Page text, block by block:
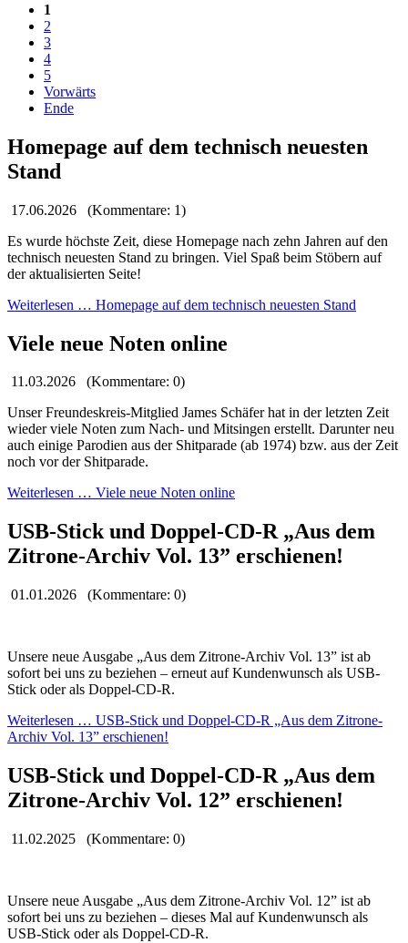
1
2
3
4
5
Vorwärts
Ende
Homepage auf dem technisch neuesten
Stand
17.06.2026
(Kommentare: 1)
Es wurde höchste Zeit, diese Homepage nach zehn Jahren auf den
technisch neuesten Stand zu bringen. Viel Spaß beim Stöbern auf
der aktualisierten Seite!
Weiterlesen … Homepage auf dem technisch neuesten Stand
Viele neue Noten online
11.03.2026
(Kommentare: 0)
Unser Freundeskreis-Mitglied James Schäfer hat in der letzten Zeit
wieder viele Noten zum Nach- und Mitsingen erstellt. Darunter neu
auch einige Parodien aus der Shitparade (ab 1974) bzw. aus der Zeit
noch vor der Shitparade.
Weiterlesen … Viele neue Noten online
USB-Stick und Doppel-CD-R „Aus dem
Zitrone-Archiv Vol. 13” erschienen!
01.01.2026 (Kommentare: 0)
Unsere neue Ausgabe „Aus dem Zitrone-Archiv Vol. 13” ist ab
sofort bei uns zu beziehen – erneut auf Kundenwunsch als USB-
Stick oder als Doppel-CD-R.
Weiterlesen … USB-Stick und Doppel-CD-R „Aus dem Zitrone-
Archiv Vol. 13” erschienen!
USB-Stick und Doppel-CD-R „Aus dem
Zitrone-Archiv Vol. 12” erschienen!
11.02.2025 (Kommentare: 0)
Unsere neue Ausgabe „Aus dem Zitrone-Archiv Vol. 12” ist ab
sofort bei uns zu beziehen – dieses Mal auf Kundenwunsch als
USB-Stick oder als Doppel-CD-R.